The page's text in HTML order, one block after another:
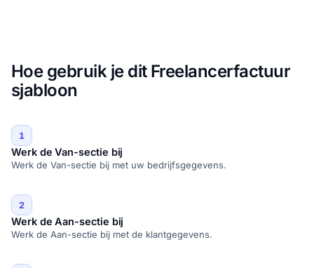
Hoe gebruik je dit Freelancerfactuur
sjabloon
1
Werk de Van-sectie bij
Werk de Van-sectie bij met uw bedrijfsgegevens.
2
Werk de Aan-sectie bij
Werk de Aan-sectie bij met de klantgegevens.